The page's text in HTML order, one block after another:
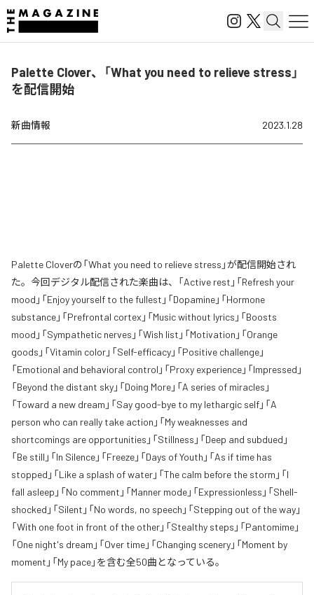
Palette Clover、「What you need to relieve stress」
を配信開始
新曲情報 2023.1.28
Palette Cloverの「What you need to relieve stress」が配信開始され
た。今回デジタル配信された楽曲は、「Active rest」「Refresh your
mood」「Enjoy yourself to the fullest」「Dopamine」「Hormone
substance」「Prefrontal cortex」「Music without lyrics」「Boosts
mood」「Sympathetic nerves」「Wish list」「Motivation」「Orange
goods」「Vitamin color」「Self-efficacy」「Positive challenge」
「Emotional and behavioral control」「Proxy experience」「Impressed」
「Beyond the distant sky」「Doing More」「A series of miracles」
「Toward a new dream」「Say good-bye to my lethargic self」「A
person who can really take action」「My weaknesses and
shortcomings are opportunities」「Stillness」「Deep and subdued」
「Be still」「In Silence」「Freeze」「Days of Youth」「As if time has
stopped」「Like a splash of water」「The calm before the storm」「I
fall asleep」「No comment」「Manner mode」「Expressionless」「Shell-
shocked」「Silent」「No words, no speech」「Stepping out of the way」
「With one foot in front of the other」「Stealthy steps」「Pantomime」
「One night's dream」「Over time」「Changing scenery」「Moment by
moment」「My pace」を含む全50曲となっている。